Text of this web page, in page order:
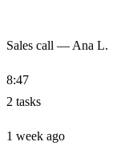
Sales call — Ana L.
8:47
2 tasks
1 week ago